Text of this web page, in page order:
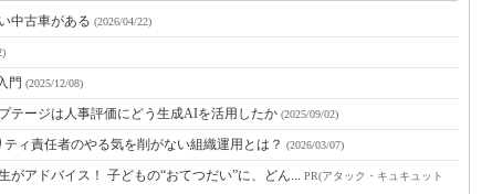
中古車がある (2026/04/22)
門 (2025/12/08)
テージは人事評価にどう生成AIを活用したか (2025/09/02)
ィ責任者のやる気を削がない組織運用とは？ (2026/03/07)
がアドバイス！ 子どもの“おてつだい”に、どん... PR(アタック・キュキュット